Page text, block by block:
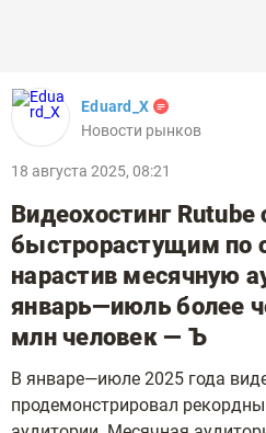
Eduard_X
Новости рынков
18 августа 2025, 08:21
Видеохостинг
быстрорастущим по
нарастив месячную
январь—июль более
млн человек — Ъ
В январе—июле 2025 года
продемонстрировал